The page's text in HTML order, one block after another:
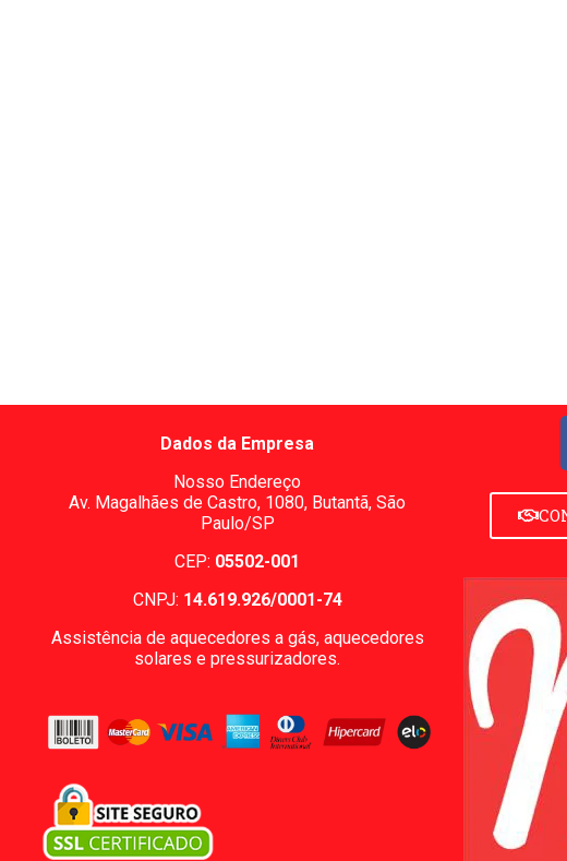
Dados da Empresa
Nosso Endereço
Av. Magalhães de Castro, 1080, Butantã, São
Paulo/SP
CEP: 05502-001
CNPJ: 14.619.926/0001-74
Assistência de aquecedores a gás, aquecedores
solares e pressurizadores.